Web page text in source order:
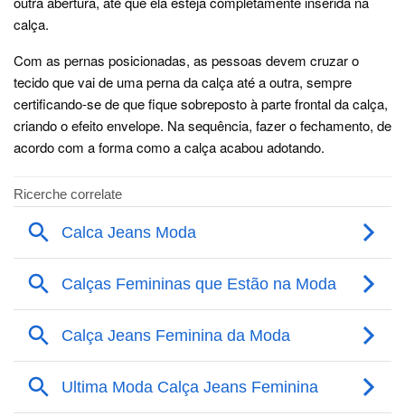
calça.
Com as pernas posicionadas, as pessoas devem cruzar o
tecido que vai de uma perna da calça até a outra, sempre
certificando-se de que fique sobreposto à parte frontal da calça,
criando o efeito envelope. Na sequência, fazer o fechamento, de
acordo com a forma como a calça acabou adotando.